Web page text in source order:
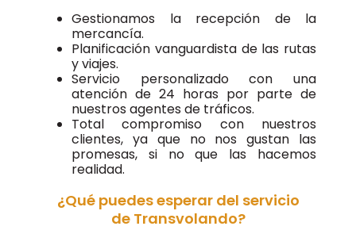
Gestionamos la recepción de la
mercancía.
Planificación vanguardista de las rutas
y viajes.
Servicio personalizado con una
atención de 24 horas por parte de
nuestros agentes de tráficos.
Total compromiso con nuestros
clientes, ya que no nos gustan las
promesas, si no que las hacemos
realidad.
¿Qué puedes esperar del servicio
de Transvolando?